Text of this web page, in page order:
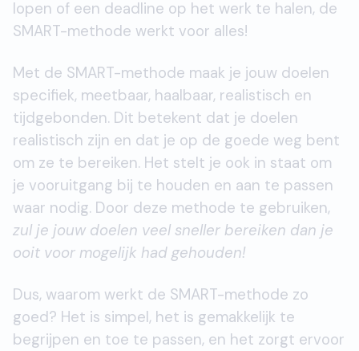
lopen of een deadline op het werk te halen, de
SMART-methode werkt voor alles!
Met de SMART-methode maak je jouw doelen
specifiek, meetbaar, haalbaar, realistisch en
tijdgebonden. Dit betekent dat je doelen
realistisch zijn en dat je op de goede weg bent
om ze te bereiken. Het stelt je ook in staat om
je vooruitgang bij te houden en aan te passen
waar nodig. Door deze methode te gebruiken,
zul je jouw doelen veel sneller bereiken dan je
ooit voor mogelijk had gehouden!
Dus, waarom werkt de SMART-methode zo
goed? Het is simpel, het is gemakkelijk te
begrijpen en toe te passen, en het zorgt ervoor